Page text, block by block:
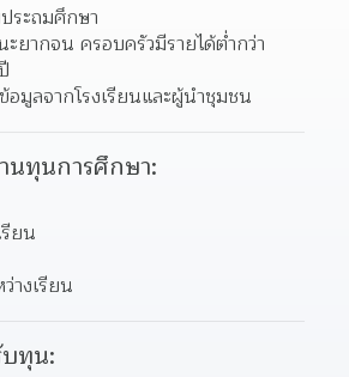
ระถมศึกษา
ยากจน ครอบครัวมีรายได้ต่ำกว่า
อมูลจากโรงเรียนและผู้นำชุมชน
ทุนการศึกษา:
ยน
างเรียน
ทุน: